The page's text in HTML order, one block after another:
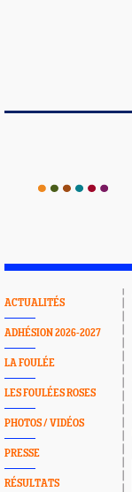
ACTUALITÉS
ADHÉSION 2026-2027
LA FOULÉE
LES FOULÉES ROSES
PHOTOS / VIDÉOS
PRESSE
RÉSULTATS